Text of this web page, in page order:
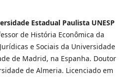
Estadual Paulista UNESP
de História Econômica da
e Sociais da Universidade
de Madrid, na Espanha. Doutor
de Almeria. Licenciado em